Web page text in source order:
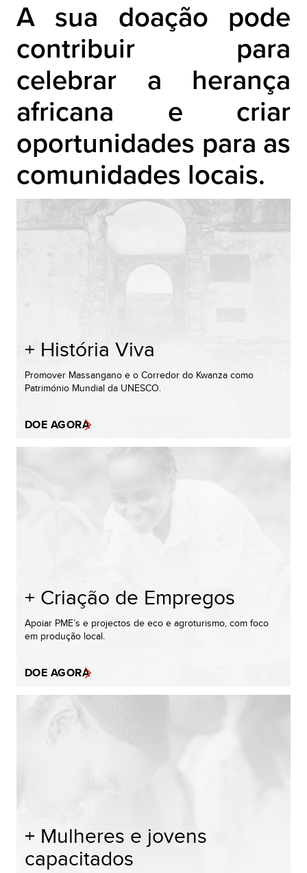
A sua doação pode
contribuir para
celebrar a herança
africana e criar
oportunidades para as
comunidades locais.
+ História Viva
Promover Massangano e o Corredor do Kwanza como
Património Mundial da UNESCO.
DOE AGORA
+ Criação de Empregos
Apoiar PME’s e projectos de eco e agroturismo, com foco
em produção local.
DOE AGORA
+ Mulheres e jovens
capacitados